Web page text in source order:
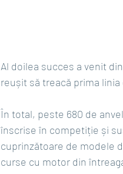
Al doilea succes a venit
reușit să treacă prima
În total, peste 680 de
înscrise în competiție și
cuprinzătoare de modele
curse cu motor din